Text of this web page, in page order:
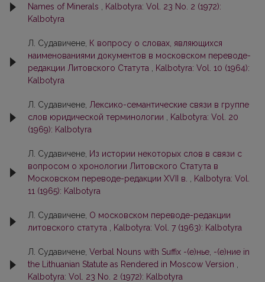
Names of Minerals
Kalbotyra: Vol. 23 No. 2 (1972):
Kalbotyra
Л. Судавичене, К вопросу о словах, являющихся
наименованиями документов в московском переводе-
редакции Литовского Статута
Kalbotyra: Vol. 10 (1964):
Kalbotyra
Л. Судавичене, Лексико-семантические связи в группе
слов юридической терминологии
Kalbotyra: Vol. 20
(1969): Kalbotyra
Л. Судавичене, Из истории некоторых слов в связи с
вопросом о хронологии Литовского Статута в
Московском переводе-редакции XVII в.
Kalbotyra: Vol.
11 (1965): Kalbotyra
Л. Судавичене, О московском переводе-редакции
литовского статута
Kalbotyra: Vol. 7 (1963): Kalbotyra
Л. Судавичене, Verbal Nouns with Suffix -(е)нье, -(е)ние in
the Lithuanian Statute as Rendered in Moscow Version
Kalbotyra: Vol. 23 No. 2 (1972): Kalbotyra